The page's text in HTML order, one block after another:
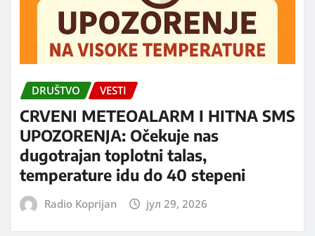
DRUŠTVO VESTI
CRVENI METEOALARM I HITNA SMS
UPOZORENJA: Očekuje nas
dugotrajan toplotni talas,
temperature idu do 40 stepeni
Radio Koprijan јул 29, 2026